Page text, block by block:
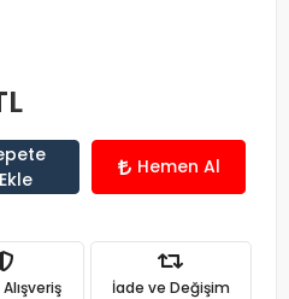
Ekle
Hemen Al
İade ve Değişim